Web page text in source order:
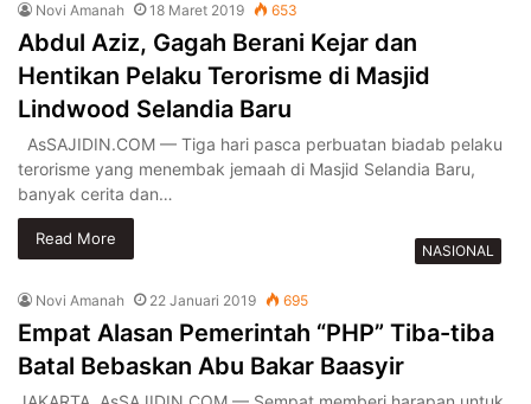
Novi Amanah 18 Maret 2019 653
Abdul Aziz, Gagah Berani Kejar dan
Hentikan Pelaku Terorisme di Masjid
Lindwood Selandia Baru
AsSAJIDIN.COM — Tiga hari pasca perbuatan biadab pelaku
terorisme yang menembak jemaah di Masjid Selandia Baru,
banyak cerita dan…
Read More
NASIONAL
Novi Amanah 22 Januari 2019 695
Empat Alasan Pemerintah “PHP” Tiba-tiba
Batal Bebaskan Abu Bakar Baasyir